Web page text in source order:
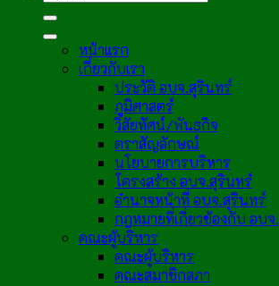
หน้าแรก
เกี่ยวกับเรา
ประวัติ อบจ.สุรินทร์
ภูมิศาสตร์
วิสัยทัศน์/พันธกิจ
ตราสัญลักษณ์
นโยบายการบริหาร
โครงสร้าง อบจ.สุรินทร์
อำนาจหน้าที่ อบจ.สุรินทร์
กฎหมายที่เกี่ยวข้องกับ อบจ.
คณะผู้บริหาร
คณะผู้บริหาร
คณะสมาชิกสภา